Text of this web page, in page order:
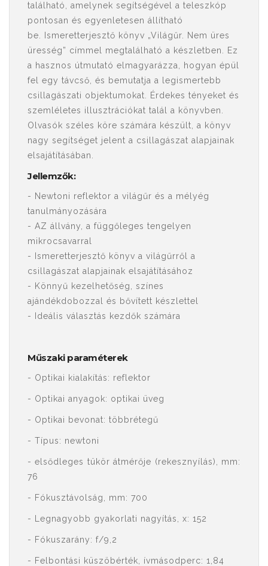
található, amelynek segítségével a teleszkóp
pontosan és egyenletesen állítható
be. Ismeretterjesztő könyv „Világűr. Nem üres
üresség” címmel megtalálható a készletben. Ez
a hasznos útmutató elmagyarázza, hogyan épül
fel egy távcső, és bemutatja a legismertebb
csillagászati objektumokat. Érdekes tényeket és
szemléletes illusztrációkat talál a könyvben.
Olvasók széles köre számára készült, a könyv
nagy segítséget jelent a csillagászat alapjainak
elsajátításában.
Jellemzők:
- Newtoni reflektor a világűr és a mélyég
tanulmányozására
- AZ állvány, a függőleges tengelyen
mikrocsavarral
- Ismeretterjesztő könyv a világűrről a
csillagászat alapjainak elsajátításához
- Könnyű kezelhetőség, színes
ajándékdobozzal és bővített készlettel
- Ideális választás kezdők számára
Műszaki paraméterek
- Optikai kialakítás: reflektor
- Optikai anyagok: optikai üveg
- Optikai bevonat: többrétegű
- Típus: newtoni
- elsődleges tükör átmérője (rekesznyílás), mm:
76
- Fókusztávolság, mm: 700
- Legnagyobb gyakorlati nagyítás, x: 152
- Fókuszarány: f/9,2
- Felbontási küszöbérték, ívmásodperc: 1,84